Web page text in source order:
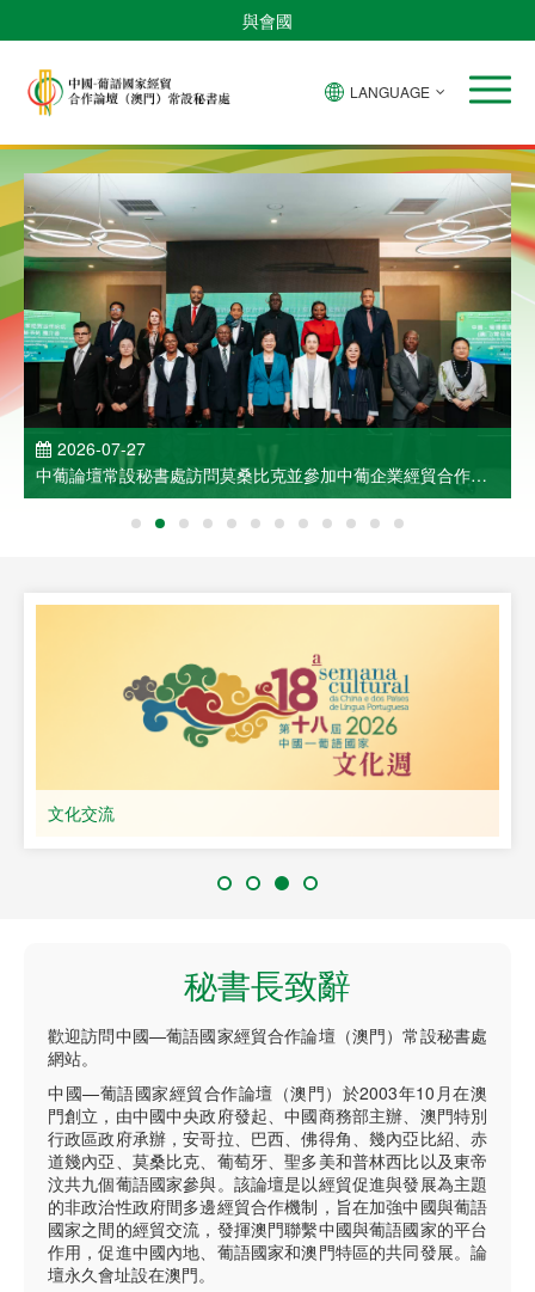
與會國
LANGUAGE
2026-07-27
中葡論壇常設秘書處訪問莫桑比克並參加中葡企業經貿合作洽
談會
文化交流
秘書長致辭
歡迎訪問中國—葡語國家經貿合作論壇（澳門）常設秘書處
網站。
中國—葡語國家經貿合作論壇（澳門）於2003年10月在澳
門創立，由中國中央政府發起、中國商務部主辦、澳門特別
行政區政府承辦，安哥拉、巴西、佛得角、幾內亞比紹、赤
道幾內亞、莫桑比克、葡萄牙、聖多美和普林西比以及東帝
汶共九個葡語國家參與。該論壇是以經貿促進與發展為主題
的非政治性政府間多邊經貿合作機制，旨在加強中國與葡語
國家之間的經貿交流，發揮澳門聯繫中國與葡語國家的平台
作用，促進中國內地、葡語國家和澳門特區的共同發展。論
壇永久會址設在澳門。